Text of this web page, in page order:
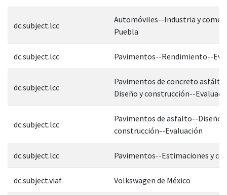
dc.subject.lcc
Automóviles--Industria y
Puebla
dc.subject.lcc Pavimentos--Rendimiento--
dc.subject.lcc
Pavimentos de concreto
Diseño y construcción--
dc.subject.lcc
Pavimentos de asfalto--Diseño y
construcción--Evaluación
dc.subject.lcc Pavimentos--Estimaciones y
dc.subject.viaf Volkswagen de México